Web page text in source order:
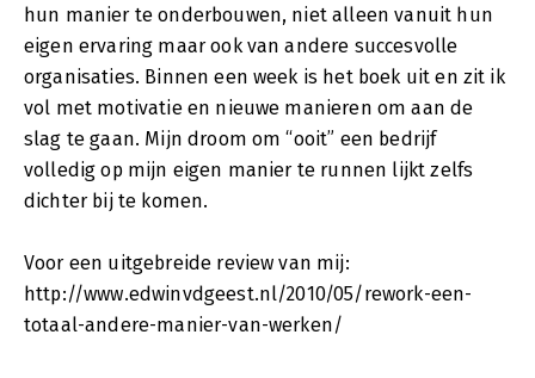
hun manier te onderbouwen, niet alleen vanuit hun
eigen ervaring maar ook van andere succesvolle
organisaties. Binnen een week is het boek uit en zit ik
vol met motivatie en nieuwe manieren om aan de
slag te gaan. Mijn droom om “ooit” een bedrijf
volledig op mijn eigen manier te runnen lijkt zelfs
dichter bij te komen.
Voor een uitgebreide review van mij:
http://www.edwinvdgeest.nl/2010/05/rework-een-
totaal-andere-manier-van-werken/